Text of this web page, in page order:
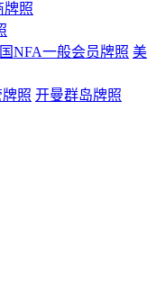
牌照
NFA一般会员牌照 美
照 开曼群岛牌照